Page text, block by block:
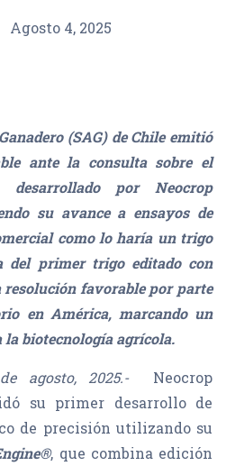
Agosto 4, 2025
(SAG) de Chile emitió
ante la consulta sobre el
por Neocrop
su avance a ensayos de
como lo haría un trigo
del primer trigo editado con
resolución favorable por parte
en América, marcando un
biotecnología agrícola.
agosto, 2025.- Neocrop
su primer desarrollo de
de precisión utilizando su
, que combina edición